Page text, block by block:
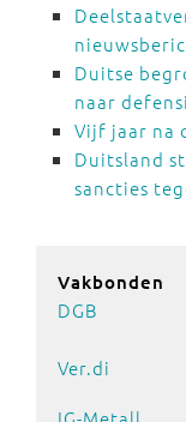
Duitse
naar
Vijf jaar na
Duitsland
sancties
Vakbonden
DGB
Ver.di